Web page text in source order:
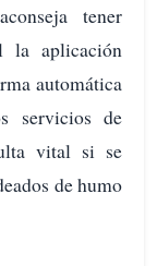
tener
la aplicación
automática
servicios de
vital si se
de humo